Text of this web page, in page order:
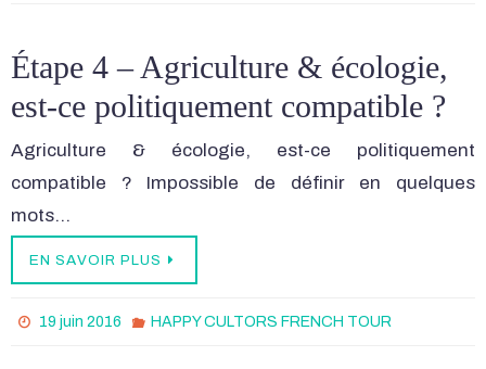
Étape 4 – Agriculture & écologie,
est-ce politiquement compatible ?
Agriculture & écologie, est-ce politiquement
compatible ? Impossible de définir en quelques
mots…
EN SAVOIR PLUS
19 juin 2016 HAPPY CULTORS FRENCH TOUR